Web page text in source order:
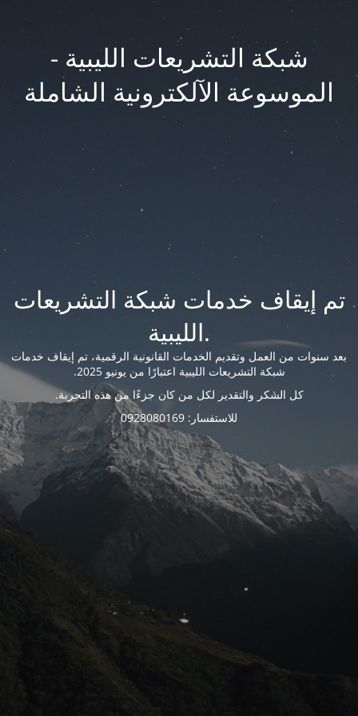
شبكة التشريعات الليبية -
الموسوعة الآلكترونية الشاملة
تم إيقاف خدمات شبكة التشريعات
الليبية.
بعد سنوات من العمل وتقديم الخدمات القانونية الرقمية، تم إيقاف خدمات
شبكة التشريعات الليبية اعتبارًا من يونيو 2025.
كل الشكر والتقدير لكل من كان جزءًا من هذه التجربة.
للاستفسار: 0928080169